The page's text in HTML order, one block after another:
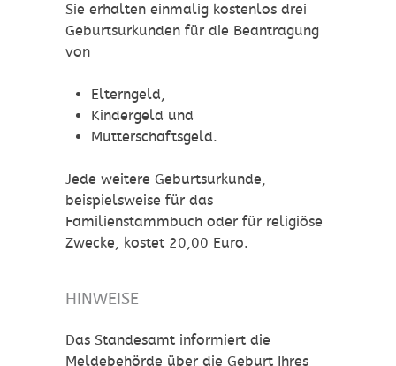
Sie erhalten einmalig kostenlos drei
Geburtsurkunden für die Beantragung
von
Elterngeld,
Kindergeld und
Mutterschaftsgeld.
Jede weitere Geburtsurkunde,
beispielsweise für das
Familienstammbuch oder für religiöse
Zwecke, kostet 20,00 Euro.
HINWEISE
Das Standesamt informiert die
Meldebehörde über die Geburt Ihres